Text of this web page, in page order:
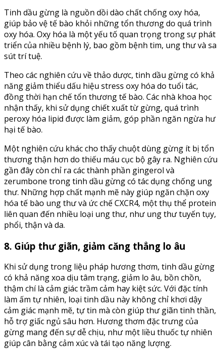
Tinh dầu gừng là nguồn dồi dào chất chống oxy hóa,
giúp bảo vệ tế bào khỏi những tổn thương do quá trình
oxy hóa. Oxy hóa là một yếu tố quan trọng trong sự phát
triển của nhiều bệnh lý, bao gồm bệnh tim, ung thư và sa
sút trí tuệ.
Theo các nghiên cứu về thảo dược, tinh dầu gừng có khả
năng giảm thiểu dấu hiệu stress oxy hóa do tuổi tác,
đồng thời hạn chế tổn thương tế bào. Các nhà khoa học
nhận thấy, khi sử dụng chiết xuất từ gừng, quá trình
peroxy hóa lipid được làm giảm, góp phần ngăn ngừa hư
hại tế bào.
Một nghiên cứu khác cho thấy chuột dùng gừng ít bị tổn
thương thận hơn do thiếu máu cục bộ gây ra. Nghiên cứu
gần đây còn chỉ ra các thành phần gingerol và
zerumbone trong tinh dầu gừng có tác dụng chống ung
thư. Những hợp chất mạnh mẽ này giúp ngăn chặn oxy
hóa tế bào ung thư và ức chế CXCR4, một thụ thể protein
liên quan đến nhiều loại ung thư, như ung thư tuyến tụy,
phổi, thận và da.
8. Giúp thư giãn, giảm căng thẳng lo âu
Khi sử dụng trong liệu pháp hương thơm, tinh dầu gừng
có khả năng xoa dịu tâm trạng, giảm lo âu, bồn chồn,
thậm chí là cảm giác trầm cảm hay kiệt sức. Với đặc tính
làm ấm tự nhiên, loại tinh dầu này không chỉ khơi dậy
cảm giác mạnh mẽ, tự tin mà còn giúp thư giãn tinh thần,
hỗ trợ giấc ngủ sâu hơn. Hương thơm đặc trưng của
gừng mang đến sự dễ chịu, như một liều thuốc tự nhiên
giúp cân bằng cảm xúc và tái tạo năng lượng.